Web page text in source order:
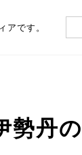
アです。
勢丹